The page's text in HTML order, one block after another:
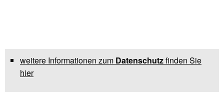
weitere Informationen zum Datenschutzfinden Sie
hier